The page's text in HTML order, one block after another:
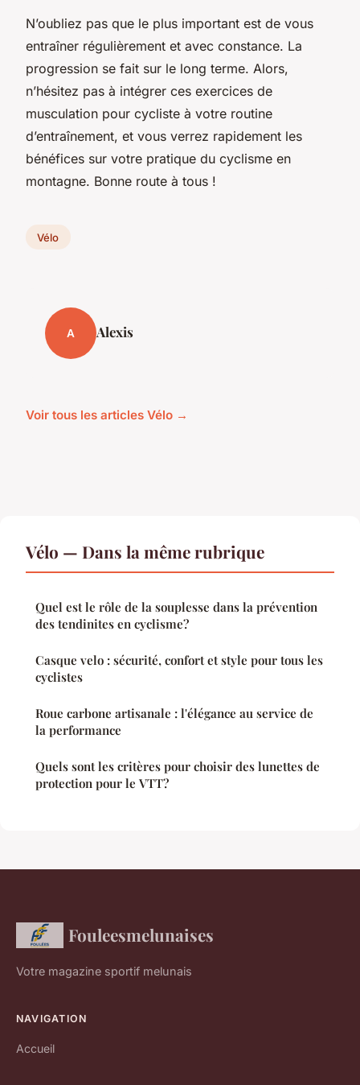
N’oubliez pas que le plus important est de vous
entraîner régulièrement et avec constance. La
progression se fait sur le long terme. Alors,
n’hésitez pas à intégrer ces exercices de
musculation pour cycliste à votre routine
d’entraînement, et vous verrez rapidement les
bénéfices sur votre pratique du cyclisme en
montagne. Bonne route à tous !
Vélo
A Alexis
Voir tous les articles Vélo →
Vélo — Dans la même rubrique
Quel est le rôle de la souplesse dans la prévention
des tendinites en cyclisme?
Casque velo : sécurité, confort et style pour tous les
cyclistes
Roue carbone artisanale : l'élégance au service de
la performance
Quels sont les critères pour choisir des lunettes de
protection pour le VTT?
Fouleesmelunaises
Votre magazine sportif melunais
NAVIGATION
Accueil